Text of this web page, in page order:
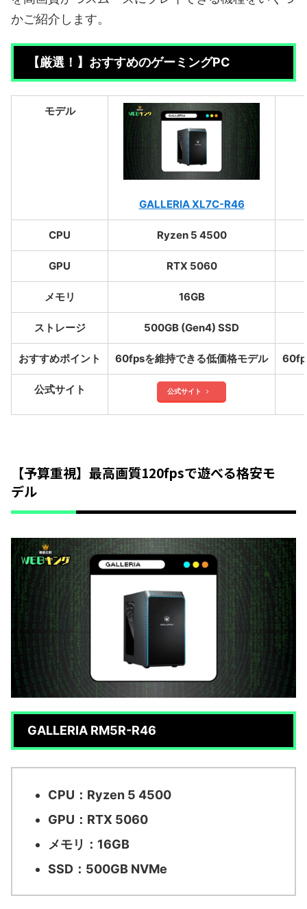
かご紹介します。
【厳選！】おすすめのゲーミングPC
モデル
GALLERIA XL7C-R46
CPU Ryzen 5 4500
GPU RTX 5060
メモリ 16GB
ストレージ 500GB (Gen4) SSD
おすすめポイント 60fpsを維持できる低価格モデル
公式サイト 公式サイト
【予算重視】最高画質120fpsで遊べる格安モ
デル
GALLERIA RM5R-R46
CPU：Ryzen 5 4500
GPU：RTX 5060
メモリ：16GB
SSD：500GB NVMe